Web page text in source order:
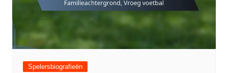
Spelersbiografieën